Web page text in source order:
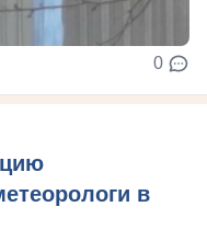
0
в